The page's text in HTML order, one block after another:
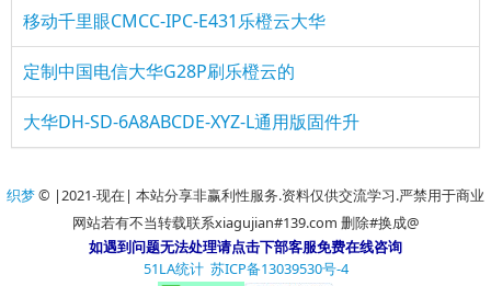
移动千里眼CMCC-IPC-E431乐橙云大华
定制中国电信大华G28P刷乐橙云的
大华DH-SD-6A8ABCDE-XYZ-L通用版固件升
织梦© |2021-现在| 本站分享非赢利性服务.资料仅供交流学习.严禁用于商业
网站若有不当转载联系xiagujian#139.com 删除#换成@
如遇到问题无法处理请点击下部客服免费在线咨询
51LA统计 苏ICP备13039530号-4